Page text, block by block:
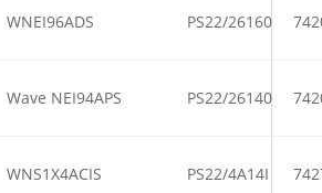
WNEI96ADS PS22/26160
Wave NEI94APS PS22/26140
WNS1X4ACIS PS22/4A14I